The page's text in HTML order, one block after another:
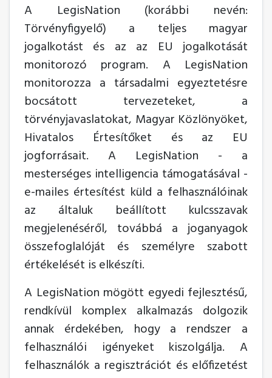
A LegisNation (korábbi nevén:
Törvényfigyelő) a teljes magyar
jogalkotást és az az EU jogalkotását
monitorozó program. A LegisNation
monitorozza a társadalmi egyeztetésre
bocsátott tervezeteket, a
törvényjavaslatokat, Magyar Közlönyöket,
Hivatalos Értesítőket és az EU
jogforrásait. A LegisNation - a
mesterséges intelligencia támogatásával -
e-mailes értesítést küld a felhasználóinak
az általuk beállított kulcsszavak
megjelenéséről, továbbá a joganyagok
összefoglalóját és személyre szabott
értékelését is elkészíti.
A LegisNation mögött egyedi fejlesztésű,
rendkívül komplex alkalmazás dolgozik
annak érdekében, hogy a rendszer a
felhasználói igényeket kiszolgálja. A
felhasználók a regisztrációt és előfizetést